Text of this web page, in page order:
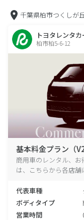
千葉県柏市つくしが
トヨタレンタ
柏市柏5-6-12
基本料金プラン（V2
商用車のレンタル、
は、こちらから各店舗
代表車種
ボディタイプ
営業時間